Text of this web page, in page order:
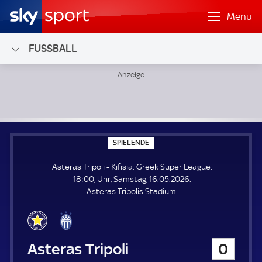
Menü
FUSSBALL
SPIELENDE
P
E
L
E
N
Asteras Tripoli - Kifisia. Greek Super League.
18:00, Uhr, Samstag, 16.05.2026.
Asteras Tripolis Stadium.
Asteras Tripoli
0